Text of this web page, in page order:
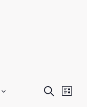
Suche
Liste